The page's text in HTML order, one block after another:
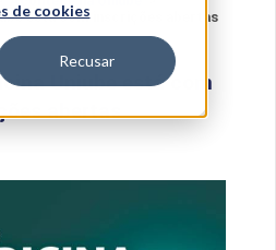
de cookies
Recusar
está com inscrições abertas
Uniube está com
abertas